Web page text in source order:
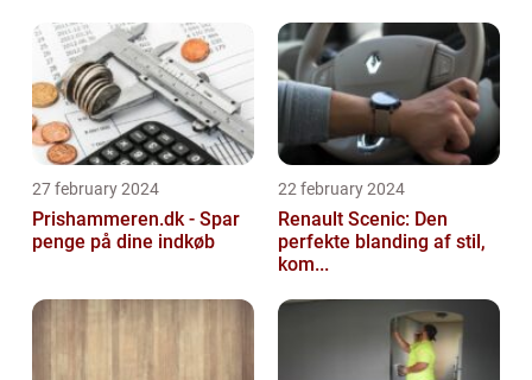
27 february 2024
Prishammeren.dk - Spar
penge på dine indkøb
22 february 2024
Renault Scenic: Den
perfekte blanding af stil,
kom...